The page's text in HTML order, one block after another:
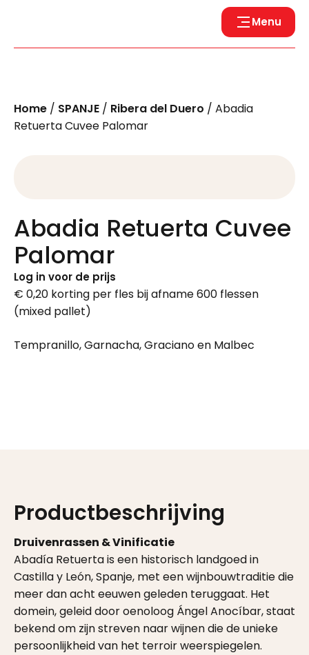
Menu
Home / SPANJE / Ribera del Duero / Abadia
Retuerta Cuvee Palomar
Abadia Retuerta Cuvee
Palomar
Log in voor de prijs
€ 0,20 korting per fles bij afname 600 flessen
(mixed pallet)
Tempranillo, Garnacha, Graciano en Malbec
Productbeschrijving
Druivenrassen & Vinificatie
Abadía Retuerta is een historisch landgoed in
Castilla y León, Spanje, met een wijnbouwtraditie die
meer dan acht eeuwen geleden teruggaat. Het
domein, geleid door oenoloog Ángel Anocíbar, staat
bekend om zijn streven naar wijnen die de unieke
persoonlijkheid van het terroir weerspiegelen.